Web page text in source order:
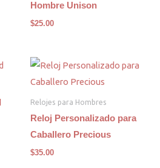
Hombre Unison
$25.00
Relojes para Hombres
Reloj Personalizado para
Caballero Precious
$35.00